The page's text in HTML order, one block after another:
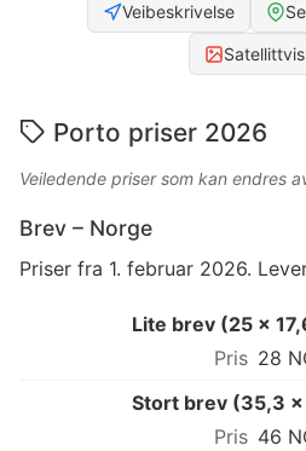
Veibeskrivelse
Porto priser 2026
Veiledende priser som kan endres
Brev – Norge
Priser fra 1. februar 2026.
Lite brev (25 ×
28
Stort brev (35,3 ×
46